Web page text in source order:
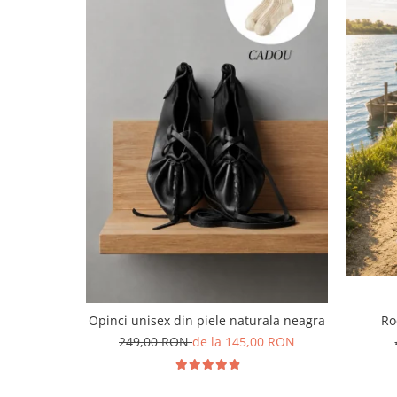
Opinci unisex din piele naturala neagra
249,00 RONde la 145,00 RON